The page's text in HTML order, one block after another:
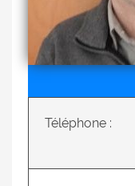
Téléphone :